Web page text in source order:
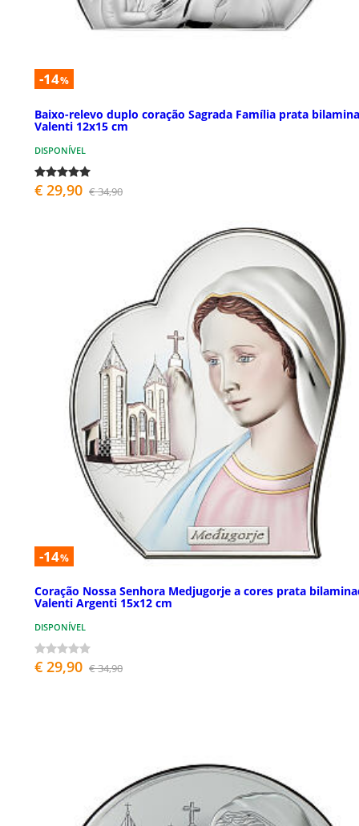
-14%
Baixo-relevo duplo coração Sagrada Família prata
Valenti 12x15 cm
DISPONÍVEL
€ 29,90 € 34,90
-14%
Coração Nossa Senhora Medjugorje a cores prata
Valenti Argenti 15x12 cm
DISPONÍVEL
€ 29,90 € 34,90